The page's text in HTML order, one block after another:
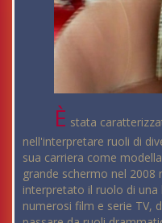
È stata
nell'interpretare ruoli di
sua carriera come
grande schermo nel
interpretato il ruolo di una
numerosi film e serie TV,